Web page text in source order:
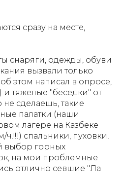
сразу на месте,
снаряги, одежды, обуви
вызвали только
этом написал в опросе,
и тяжелые "беседки" от
не сделаешь, такие
палатки (наши
лагере на Казбеке
спальники, пуховки,
выбор горных
на мои проблемные
отлично севшие "Ла